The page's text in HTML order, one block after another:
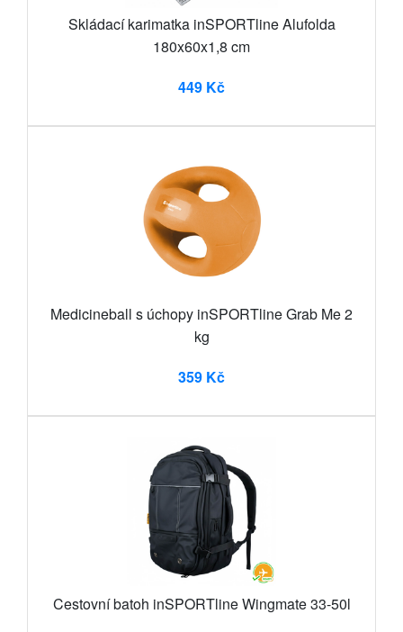
Skládací karimatka inSPORTline Alufolda
180x60x1,8 cm
449 Kč
Medicineball s úchopy inSPORTline Grab Me 2
kg
359 Kč
Cestovní batoh inSPORTline Wingmate 33-50l